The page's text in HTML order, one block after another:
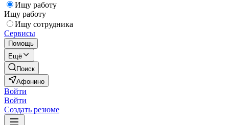
Ищу работу
Ищу работу
Ищу сотрудника
Сервисы
Помощь
Ещё
Поиск
Афонино
Войти
Войти
Создать резюме